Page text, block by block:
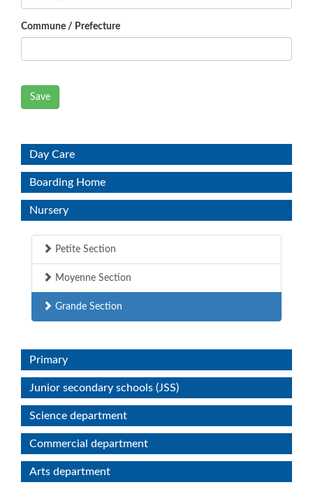
Commune / Prefecture
Save
Day Care
Boarding Home
Nursery
Petite Section
Moyenne Section
Grande Section
Primary
Junior secondary schools (JSS)
Science department
Commercial department
Arts department